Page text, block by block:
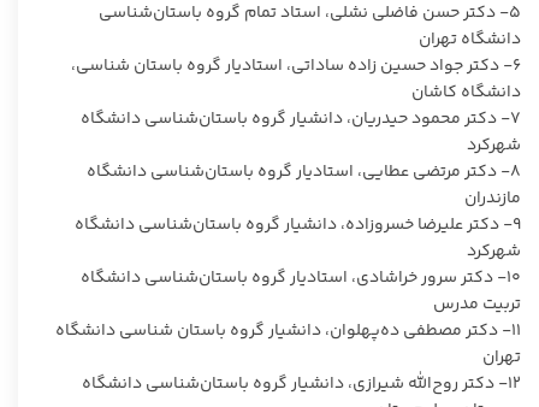
۵- دکتر حسن فاضلی نشلی، استاد تمام گروه باستان‌شناسی
دانشگاه تهران
۶- دکتر جواد حسین زاده ساداتی، استادیار گروه باستان شناسی،
دانشگاه کاشان
۷- دکتر محمود حیدریان، دانشیار گروه باستان‌شناسی دانشگاه
شهرکرد
۸- دکتر مرتضی عطایی، استادیار گروه باستان‌شناسی دانشگاه
مازندران
۹- دکتر علیرضا خسروزاده، دانشیار گروه باستان‌شناسی دانشگاه
شهرکرد
۱۰- دکتر سرور خراشادی، استادیار گروه باستان‌شناسی دانشگاه
تربیت مدرس
۱۱- دکتر مصطفی ده‌پهلوان، دانشیار گروه باستان شناسی دانشگاه
تهران
۱۲- دکتر روح‌الله شیرازی، دانشیار گروه باستان‌شناسی دانشگاه